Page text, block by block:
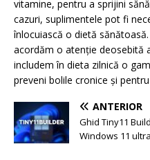
vitamine, pentru a sprijini
cazuri, suplimentele pot fi
înlocuiască o dietă
acordăm o atenție deosebită
includem în dieta zilnică o
preveni bolile cronice și
ANTERIOR
Ghid Tiny11
Windows 11